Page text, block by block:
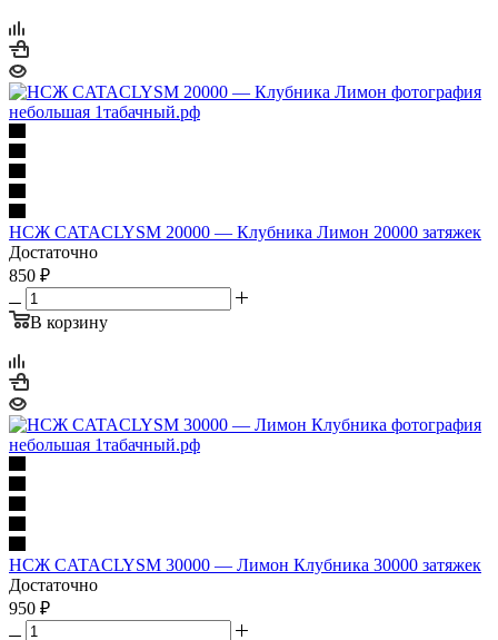
НСЖ CATACLYSM 20000 — Клубника Лимон 20000 затяжек
Достаточно
850 ₽
В корзину
НСЖ CATACLYSM 30000 — Лимон Клубника 30000 затяжек
Достаточно
950 ₽